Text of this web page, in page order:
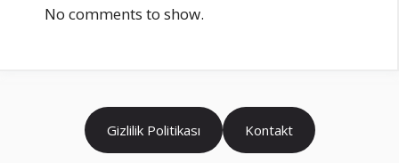
No comments to show.
Gizlilik Politikası Kontakt